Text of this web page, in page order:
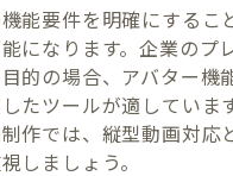
能要件を明確にするこ
になります。企業のプ
的の場合、アバター機
たツールが適していま
作では、縦型動画対応
しましょう。